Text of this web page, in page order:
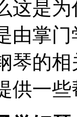
这是
由掌
琴的
供一些